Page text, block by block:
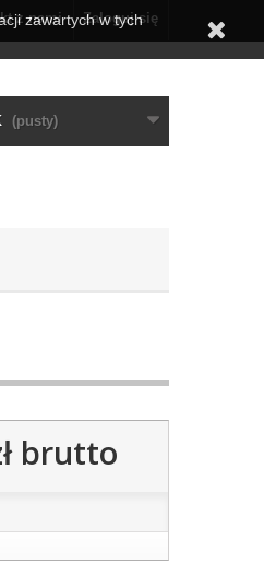
Zaloguj się
z nami
(pusty)
brutto
zawartych w tych